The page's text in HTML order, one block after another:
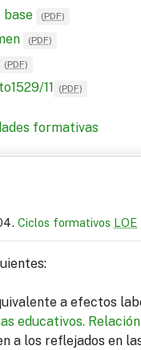
base (PDF)
(PDF)
(PDF)
11 (PDF)
formativas
Ciclos formativos LOE
a efectos
educativos.
a los reflejados en